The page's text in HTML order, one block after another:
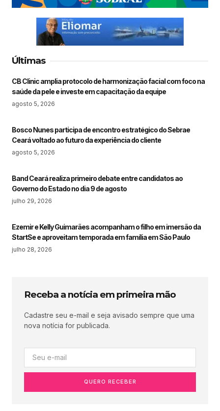
Últimas
CB Clinic amplia protocolo de harmonização facial com foco na
saúde da pele e investe em capacitação da equipe
agosto 5, 2026
Bosco Nunes participa de encontro estratégico do Sebrae
Ceará voltado ao futuro da experiência do cliente
agosto 5, 2026
Band Ceará realiza primeiro debate entre candidatos ao
Governo do Estado no dia 9 de agosto
julho 29, 2026
Ezemir e Kelly Guimarães acompanham o filho em imersão da
StartSe e aproveitam temporada em família em São Paulo
julho 28, 2026
Receba a notícia em primeira mão
Cadastre seu e-mail e seja avisado sempre que uma
nova notícia for publicada.
QUERO RECEBER